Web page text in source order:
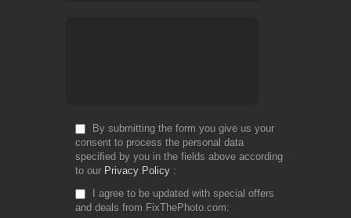
By submitting the form you give us your
consent to process the personal data
specified by you in the fields above according
to our Privacy Policy
I agree to be updated with special offers
and deals from FixThePhoto.com